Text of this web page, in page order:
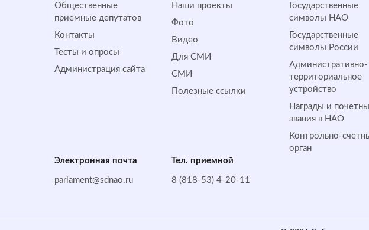
Общественные
приемные депутатов
Контакты
Тесты и опросы
Администрация сайта
Наши проекты
Фото
Видео
Для СМИ
СМИ
Полезные ссылки
Государственные
символы НАО
Государственные
символы России
Административно-
территориальное
устройство
Награды и
звания в НАО
Контрольно-
орган
Электронная почта
parlament@sdnao.ru
Тел. приемной
8 (818-53) 4-20-11